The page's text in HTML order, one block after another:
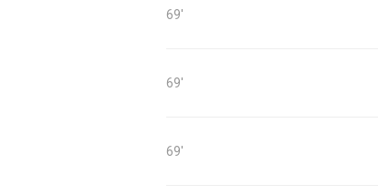
69'
69'
69'